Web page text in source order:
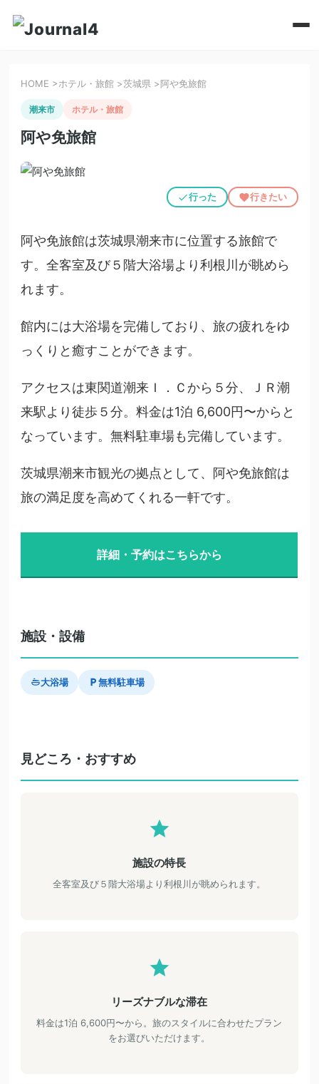
HOME >ホテル・旅館 >茨城県 >阿や免旅館
潮来市 ホテル・旅館
阿や免旅館
行った 行きたい
阿や免旅館は茨城県潮来市に位置する旅館で
す。全客室及び５階大浴場より利根川が眺めら
れます。
館内には大浴場を完備しており、旅の疲れをゆ
っくりと癒すことができます。
アクセスは東関道潮来Ｉ．Ｃから５分、ＪＲ潮
来駅より徒歩５分。料金は1泊 6,600円〜からと
なっています。無料駐車場も完備しています。
茨城県潮来市観光の拠点として、阿や免旅館は
旅の満足度を高めてくれる一軒です。
詳細・予約はこちらから
施設・設備
大浴場 無料駐車場
見どころ・おすすめ
施設の特長
全客室及び５階大浴場より利根川が眺められます。
リーズナブルな滞在
料金は1泊 6,600円〜から。旅のスタイルに合わせたプラン
をお選びいただけます。